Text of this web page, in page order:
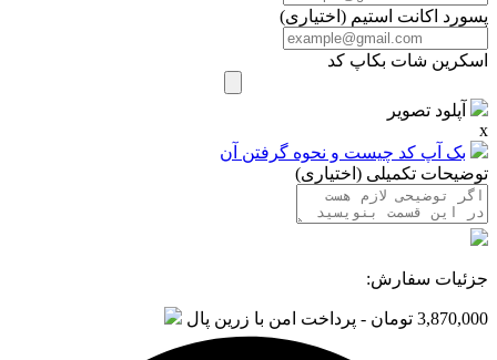
پسورد اکانت استیم (اختیاری)
اسکرین شات بکاپ کد
آپلود تصویر
x
بک آپ کد چیست و نحوه گرفتن آن
توضیحات تکمیلی (اختیاری)
جزئیات سفارش:
3,870,000 تومان - پرداخت امن با زرین پال